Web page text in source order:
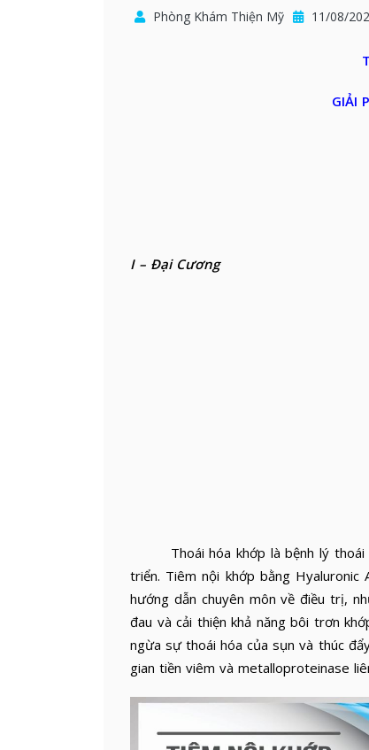
Phòng Khám Thiện Mỹ 11/08/
GIẢI
I – Đại Cương
Thoái hóa khớp là bệnh lý thoái
triển. Tiêm nội khớp bằng
hướng dẫn chuyên môn về điều trị,
đau và cải thiện khả năng bôi trơn
ngừa sự thoái hóa của sụn và thúc
gian tiền viêm và metalloproteinase